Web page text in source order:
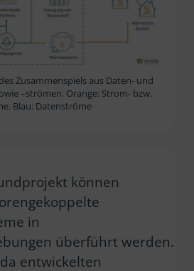
Zusammenspiels aus Daten- und
–strömen. Orange: Strom- bzw.
Blau: Datenströme
können
in
überführt werden.
entwickelten